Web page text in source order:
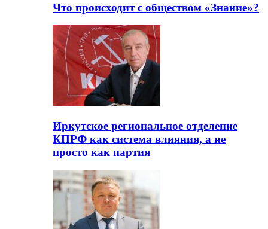
Что происходит с обществом «Знание»?
Иркутское региональное отделение
КПРФ как система влияния, а не
просто как партия